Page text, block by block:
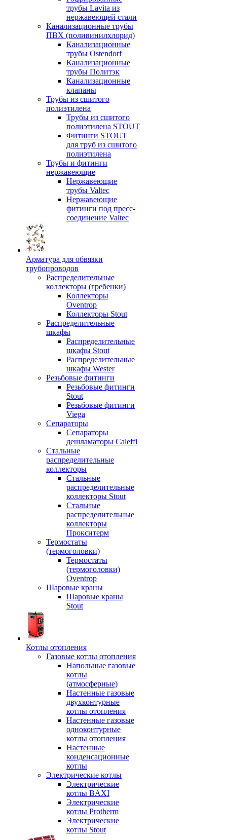
трубы Lavita из
нержавеющей стали
Канализационные трубы
ПВХ (поливинилхлорид)
Канализационные
трубы Ostendorf
Канализационные
трубы Политэк
Канализационные
клапаны
Трубы из сшитого
полиэтилена
Трубы из сшитого
полиэтилена STOUT
Фитинги STOUT
для труб из сшитого
полиэтилена
Трубы и фитинги
нержавеющие
Нержавеющие
трубы Valtec
Нержавеющие
фитинги под пресс-
соединение Valtec
Арматура для обвязки
трубопроводов
Распределительные
коллекторы (гребенки)
Коллекторы
Oventrop
Коллекторы Stout
Распределительные
шкафы
Распределительные
шкафы Stout
Распределительные
шкафы Wester
Резьбовые фитинги
Резьбовые фитинги
Stout
Резьбовые фитинги
Viega
Сепараторы
Сепараторы
дешламаторы Caleffi
Стальные
распределительные
коллекторы
Стальные
распределительные
коллекторы Stout
Стальные
распределительные
коллекторы
Прокситерм
Термостаты
(термоголовки)
Термостаты
(термоголовки)
Oventrop
Шаровые краны
Шаровые краны
Stout
Котлы отопления
Газовые котлы отопления
Напольные газовые
котлы
(атмосферные)
Настенные газовые
двухконтурные
котлы отопления
Настенные газовые
одноконтурные
котлы отопления
Настенные
конденсационные
котлы
Электрические котлы
Электрические
котлы BAXI
Электрические
котлы Protherm
Электрические
котлы Stout